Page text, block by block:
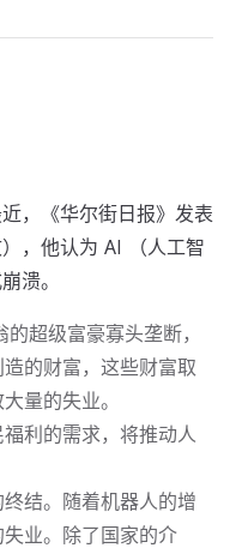
，《华尔街日报》发表
，他认为 AI （人工智
溃。
超级富豪寡头垄断，
的财富，这些财富取
量的失业。
利的需求，将推动人
结。随着机器人的增
业。除了国家的介